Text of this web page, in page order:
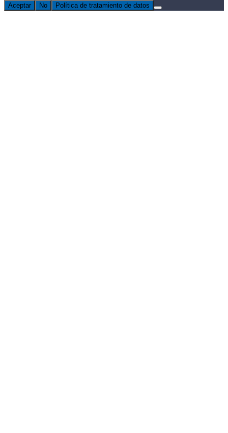
Aceptar No Política de tratamiento de datos